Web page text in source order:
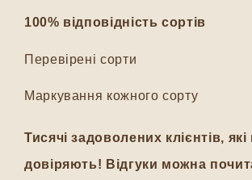
100% відповідність сортів
Перевірені сорти
Маркування кожного сорту
Тисячі задоволених клієнтів, які
довіряють! Відгуки можна